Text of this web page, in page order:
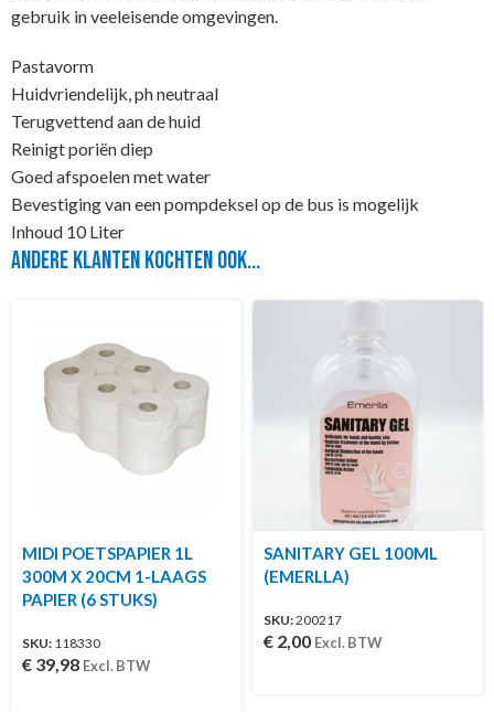
gebruik in veeleisende omgevingen.
Pastavorm
Huidvriendelijk, ph neutraal
Terugvettend aan de huid
Reinigt poriën diep
Goed afspoelen met water
Bevestiging van een pompdeksel op de bus is mogelijk
Inhoud 10 Liter
Andere klanten kochten ook...
MIDI POETSPAPIER 1L
300M X 20CM 1-LAAGS
PAPIER (6 STUKS)
SKU: 118330
€ 39,98 Excl. BTW
SANITARY GEL 100ML
(EMERLLA)
SKU:200217
€ 2,00 Excl. BTW